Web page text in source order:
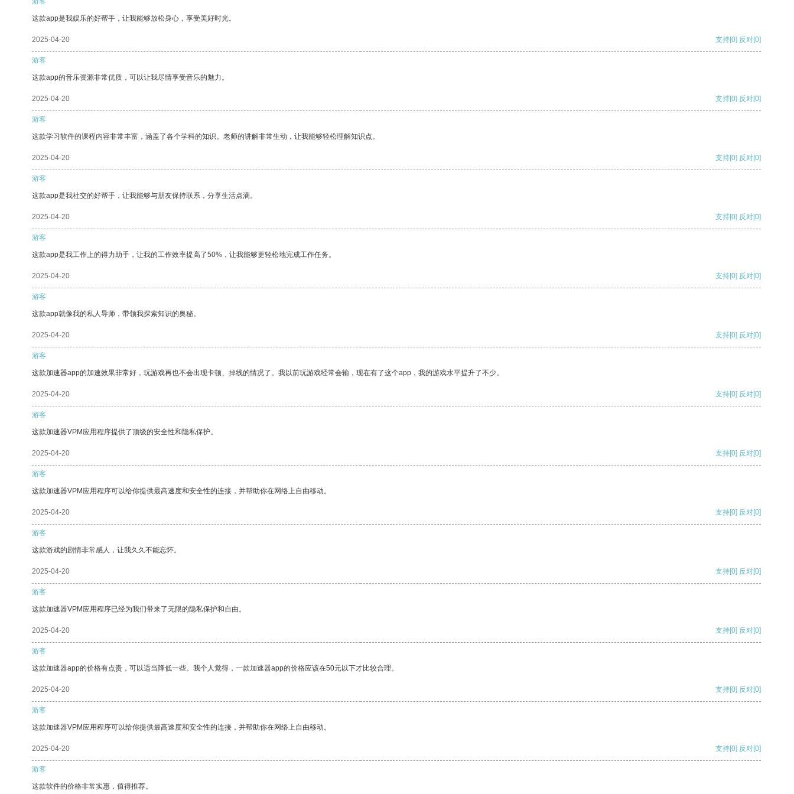
这款app是我娱乐的好帮手，让我能够放松身心，享受美好时光。
2025-04-20 支持[0] 反对[0]
游客
这款app的音乐资源非常优质，可以让我尽情享受音乐的魅力。
2025-04-20 支持[0] 反对[0]
游客
这款学习软件的课程内容非常丰富，涵盖了各个学科的知识。老师的讲解非常生动，让我能够轻松理解知识点。
2025-04-20 支持[0] 反对[0]
游客
这款app是我社交的好帮手，让我能够与朋友保持联系，分享生活点滴。
2025-04-20 支持[0] 反对[0]
游客
这款app是我工作上的得力助手，让我的工作效率提高了50%，让我能够更轻松地完成工作任务。
2025-04-20 支持[0] 反对[0]
游客
这款app就像我的私人导师，带领我探索知识的奥秘。
2025-04-20 支持[0] 反对[0]
游客
这款加速器app的加速效果非常好，玩游戏再也不会出现卡顿、掉线的情况了。我以前玩游戏经常会输，现在有了这个app，我的游戏水平提升了不少。
2025-04-20 支持[0] 反对[0]
游客
这款加速器VPM应用程序提供了顶级的安全性和隐私保护。
2025-04-20 支持[0] 反对[0]
游客
这款加速器VPM应用程序可以给你提供最高速度和安全性的连接，并帮助你在网络上自由移动。
2025-04-20 支持[0] 反对[0]
游客
这款游戏的剧情非常感人，让我久久不能忘怀。
2025-04-20 支持[0] 反对[0]
游客
这款加速器VPM应用程序已经为我们带来了无限的隐私保护和自由。
2025-04-20 支持[0] 反对[0]
游客
这款加速器app的价格有点贵，可以适当降低一些。我个人觉得，一款加速器app的价格应该在50元以下才比较合理。
2025-04-20 支持[0] 反对[0]
游客
这款加速器VPM应用程序可以给你提供最高速度和安全性的连接，并帮助你在网络上自由移动。
2025-04-20 支持[0] 反对[0]
游客
这款软件的价格非常实惠，值得推荐。